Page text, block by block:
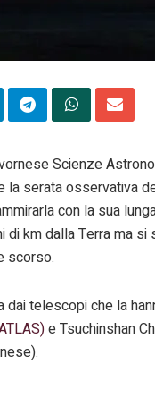
Scienze
la serata osservativa
con la sua
di km dalla Terra ma
scorso.
telescopi che la
e Tsuchinshan